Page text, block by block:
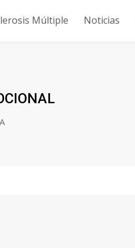
Múltiple Noticias